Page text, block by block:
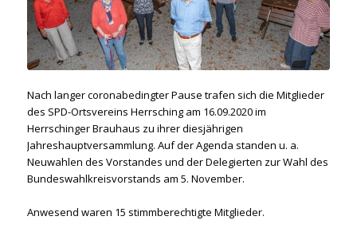
Nach langer coronabedingter Pause trafen sich die Mitglieder
des SPD-Ortsvereins Herrsching am 16.09.2020 im
Herrschinger Brauhaus zu ihrer diesjährigen
Jahreshauptversammlung. Auf der Agenda standen u. a.
Neuwahlen des Vorstandes und der Delegierten zur Wahl des
Bundeswahlkreisvorstands am 5. November.
Anwesend waren 15 stimmberechtigte Mitglieder.